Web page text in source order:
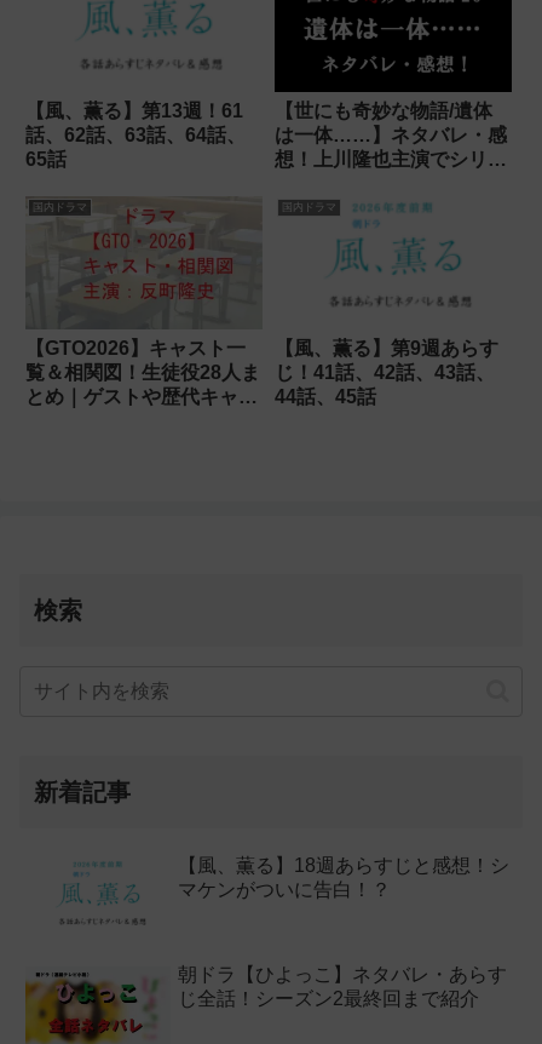
【風、薫る】第13週！61
話、62話、63話、64話、
65話
【世にも奇妙な物語/遺体
は一体……】ネタバレ・感
想！上川隆也主演でシリー
国内ドラマ
【GTO2026】キャスト一
覧＆相関図！生徒役28人ま
とめ｜ゲストや歴代キャス
国内ドラマ
【風、薫る】第9週あらす
じ！41話、42話、43話、
44話、45話
検索
新着記事
【風、薫る】18週あらすじと感想！シ
マケンがついに告白！？
朝ドラ【ひよっこ】ネタバレ・あらす
じ全話！シーズン2最終回まで紹介